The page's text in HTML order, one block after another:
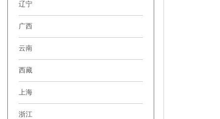
辽宁
广西
云南
西藏
上海
浙江